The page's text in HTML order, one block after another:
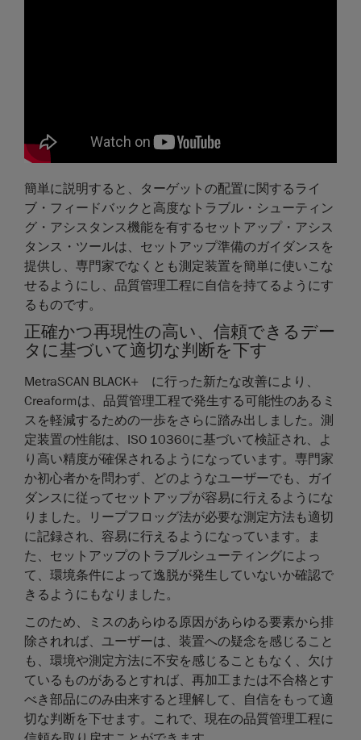
簡単に説明すると、ターゲットの配置に関するライ
ブ・フィードバックと高度なトラブル・シューティン
グ・アシスタンス機能を有するセットアップ・アシス
タンス・ツールは、セットアップ準備のガイダンスを
提供し、専門家でなくとも測定装置を簡単に使いこな
せるようにし、品質管理工程に自信を持てるようにす
るものです。
正確かつ再現性の高い、信頼できるデー
タに基づいて適切な判断を下す
MetraSCAN BLACK+ に行った新たな改善により、
Creaformは、品質管理工程で発生する可能性のあるミ
スを軽減するための一歩をさらに踏み出しました。測
定装置の性能は、ISO 10360に基づいて検証され、よ
り高い精度が確保されるようになっています。専門家
か初心者かを問わず、どのようなユーザーでも、ガイ
ダンスに従ってセットアップが容易に行えるようにな
りました。リープフロッグ法が必要な測定方法も適切
に記録され、容易に行えるようになっています。ま
た、セットアップのトラブルシューティングによっ
て、環境条件によって逸脱が発生していないか確認で
きるようにもなりました。
このため、ミスのあらゆる原因があらゆる要素から排
除されれば、ユーザーは、装置への疑念を感じること
も、環境や測定方法に不安を感じることもなく、欠け
ているものがあるとすれば、再加工または不合格とす
べき部品にのみ由来すると理解して、自信をもって適
切な判断を下せます。これで、現在の品質管理工程に